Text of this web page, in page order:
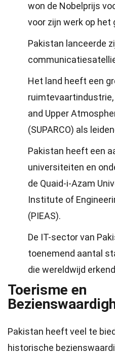
won de Nobelprijs
voor zijn werk op
Pakistan lanceerde
Het land heeft een
and Upper
(SUPARCO) als
Pakistan heeft een
universiteiten en
de Quaid-i-Azam
Institute of
(PIEAS).
De IT-sector van
toenemend aantal
die wereldwijd
Toerisme en
Pakistan heeft veel te
historische